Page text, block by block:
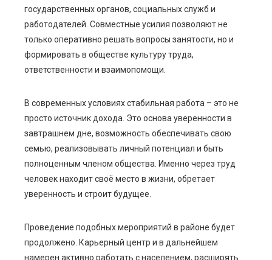
государственных органов, социальных служб и
работодателей. Совместные усилия позволяют не
только оперативно решать вопросы занятости, но и
формировать в обществе культуру труда,
ответственности и взаимопомощи.
В современных условиях стабильная работа – это не
просто источник дохода. Это основа уверенности в
завтрашнем дне, возможность обеспечивать свою
семью, реализовывать личный потенциал и быть
полноценным членом общества. Именно через труд
человек находит своё место в жизни, обретает
уверенность и строит будущее.
Проведение подобных мероприятий в районе будет
продолжено. Карьерный центр и в дальнейшем
намерен активно работать с населением, расширять